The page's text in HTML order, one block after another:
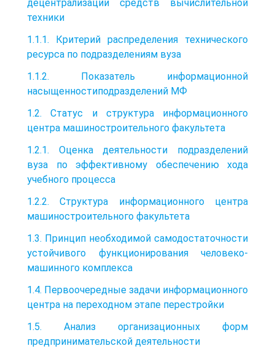
децентрализации средств вычислительной
техники
1.1.1. Критерий распределения технического
ресурса по подразделениям вуза
1.1.2. Показатель информационной
насыщенностиподразделений МФ
1.2. Статус и структура информационного
центра машиностроительного факультета
1.2.1. Оценка деятельности подразделений
вуза по эффективному обеспечению хода
учебного процесса
1.2.2. Структура информационного центра
машиностроительного факультета
1.3. Принцип необходимой самодостаточности
устойчивого функционирования человеко-
машинного комплекса
1.4. Первоочередные задачи информационного
центра на переходном этапе перестройки
1.5. Анализ организационных форм
предпринимательской деятельности